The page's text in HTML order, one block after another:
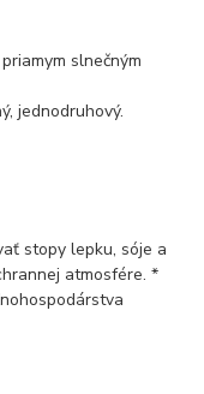
slnečným
jednodruhový.
stopy lepku, sóje a
atmosfére. *